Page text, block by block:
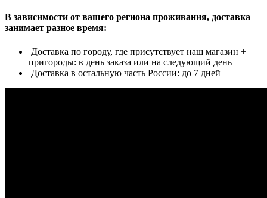
В зависимости от вашего региона проживания, доставка
занимает разное время:
Доставка по городу, где присутствует наш магазин +
пригороды: в день заказа или на следующий день
Доставка в остальную часть России: до 7 дней